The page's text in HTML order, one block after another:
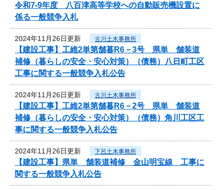
令和7-9年度 八百津高等学校への自動販売機設置に
係る一般競争入札
2024年11月26日更新 古川土木事務所
【建設工事】工維2単第舗暮R6－3号 県単 舗装道
補修（暮らしの安全・安心対策）（債務）八日町工区
工事に関する一般競争入札公告
2024年11月26日更新 古川土木事務所
【建設工事】工維2単第舗暮R6－2号 県単 舗装道
補修（暮らしの安全・安心対策）（債務）角川工区工
事に関する一般競争入札公告
2024年11月26日更新 下呂土木事務所
【建設工事】県単 舗装道補修 金山明宝線 工事に
関する一般競争入札公告